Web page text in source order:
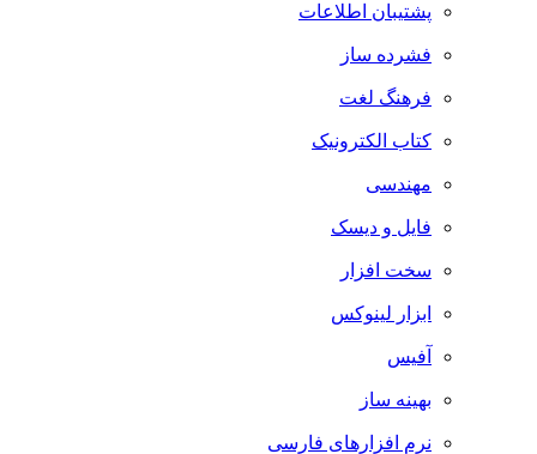
پشتیبان اطلاعات
فشرده ساز
فرهنگ لغت
کتاب الکترونیک
مهندسی
فایل و دیسک
سخت افزار
ابزار لینوکس
آفیس
بهینه ساز
نرم افزارهای فارسی